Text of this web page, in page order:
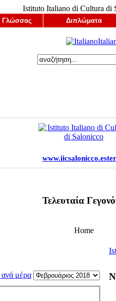
Istituto Italiano di Cultura di
Γλώσσας Διπλώματα
Τελευταία
Home